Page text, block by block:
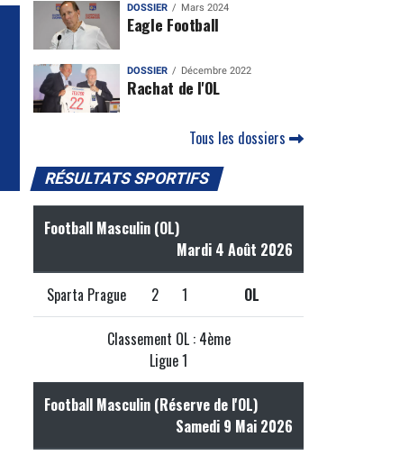
DOSSIER Mars 2024
Eagle Football
DOSSIER Décembre 2022
Rachat de l'OL
Tous les dossiers
RÉSULTATS SPORTIFS
Football Masculin (OL)
Mardi 4 Août 2026
Sparta Prague 2 1 OL
Classement OL : 4ème
Ligue 1
Football Masculin (Réserve de l'OL)
Samedi 9 Mai 2026